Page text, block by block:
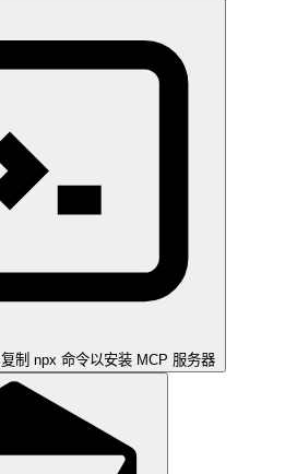
复制 npx 命令以安装 MCP 服务器